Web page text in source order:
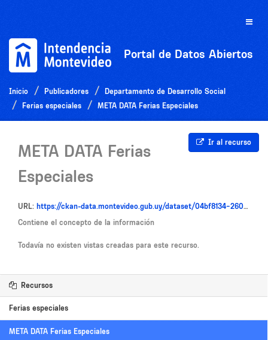
Toggle
Portal de Datos Abiertos
Inicio Publicadores
Departamento de Desarrollo Social
Ferias especiales
META DATA Ferias Especiales
Ir al recurso
META DATA Ferias
Especiales
URL: https://ckan-data.montevideo.gub.uy/dataset/04bf8134-2606-4ba6-8e6f-cf70a1957e76/resource/a0cb217c-7eb7-475f-8b85-34f16f738076/download/meta-data-ferias-especiales.txt
Contiene el concepto de la información
Todavía no existen vistas creadas para este recurso.
Recursos
Ferias especiales
META DATA Ferias Especiales